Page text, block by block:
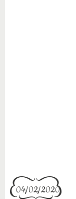
04/02/2020